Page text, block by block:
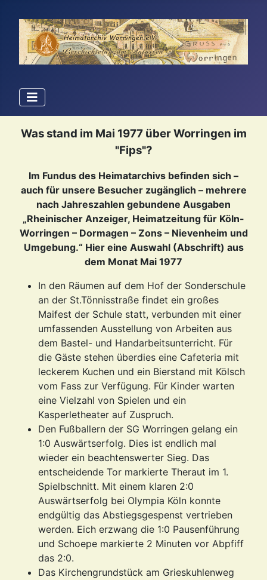
Was stand im Mai 1977 über Worringen im
"Fips"?
Im Fundus des Heimatarchivs befinden sich –
auch für unsere Besucher zugänglich – mehrere
nach Jahreszahlen gebundene Ausgaben
„Rheinischer Anzeiger, Heimatzeitung für Köln-
Worringen – Dormagen – Zons – Nievenheim und
Umgebung.“ Hier eine Auswahl (Abschrift) aus
dem Monat Mai 1977
In den Räumen auf dem Hof der Sonderschule
an der St.Tönnisstraße findet ein großes
Maifest der Schule statt, verbunden mit einer
umfassenden Ausstellung von Arbeiten aus
dem Bastel- und Handarbeitsunterricht. Für
die Gäste stehen überdies eine Cafeteria mit
leckerem Kuchen und ein Bierstand mit Kölsch
vom Fass zur Verfügung. Für Kinder warten
eine Vielzahl von Spielen und ein
Kasperletheater auf Zuspruch.
Den Fußballern der SG Worringen gelang ein
1:0 Auswärtserfolg. Dies ist endlich mal
wieder ein beachtenswerter Sieg. Das
entscheidende Tor markierte Theraut im 1.
Spielbschnitt. Mit einem klaren 2:0
Auswärtserfolg bei Olympia Köln konnte
endgültig das Abstiegsgespenst vertrieben
werden. Eich erzwang die 1:0 Pausenführung
und Schoepe markierte 2 Minuten vor Abpfiff
das 2:0.
Das Kirchengrundstück am Grieskuhlenweg